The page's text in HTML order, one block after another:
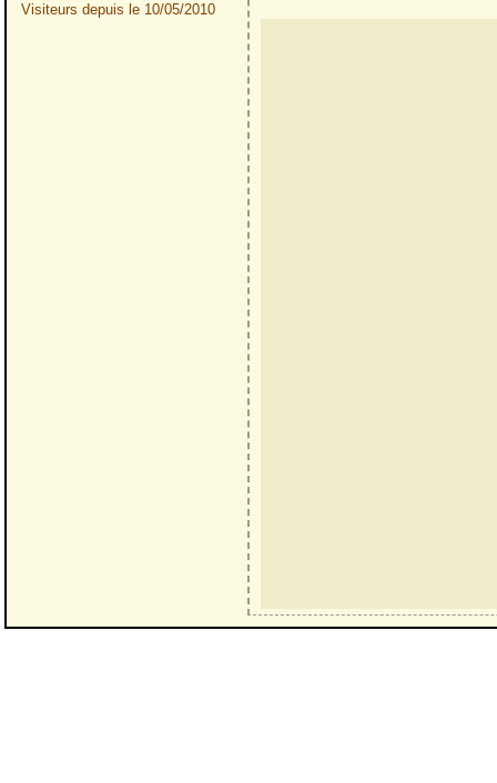
Visiteurs depuis le 10/05/2010